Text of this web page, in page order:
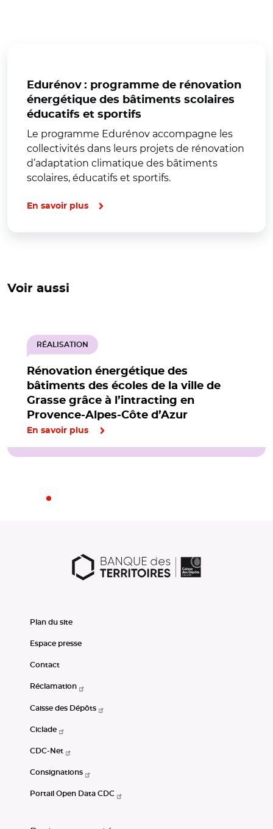
Edurénov : programme de rénovation
énergétique des bâtiments scolaires
éducatifs et sportifs
Le programme Edurénov accompagne les
collectivités dans leurs projets de rénovation
d’adaptation climatique des bâtiments
scolaires, éducatifs et sportifs.
En savoir plus
Voir aussi
Rénovation énergétique des
bâtiments des écoles de la ville de
Grasse grâce à l’intracting en
Provence-Alpes-Côte d’Azur
RÉALISATION
En savoir plus
Plan du site
Espace presse
Contact
Réclamation
Caisse des Dépôts
Ciclade
CDC-Net
Consignations
Portail Open Data CDC